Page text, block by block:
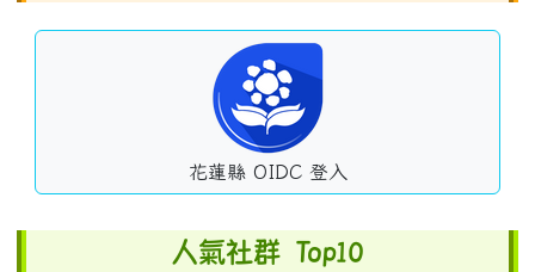
花蓮縣 OIDC 登入
右邊區域內容人氣社群 Top10